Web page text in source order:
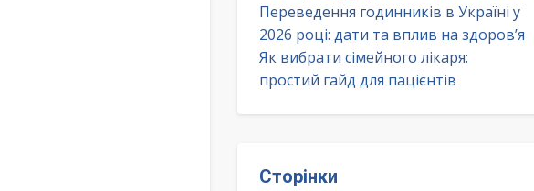
Переведення годинників в Україні у
2026 році: дати та вплив на здоров’я
Як вибрати сімейного лікаря:
простий гайд для пацієнтів
Сторінки